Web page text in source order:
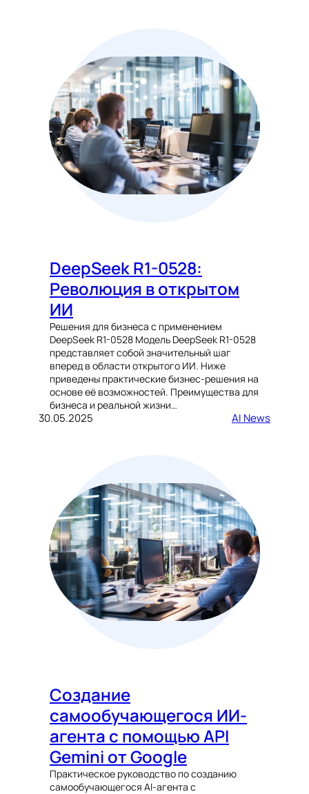
DeepSeek R1-0528:
Революция в открытом
ИИ
Решения для бизнеса с применением
DeepSeek R1-0528 Модель DeepSeek R1-0528
представляет собой значительный шаг
вперед в области открытого ИИ. Ниже
приведены практические бизнес-решения на
основе её возможностей. Преимущества для
бизнеса и реальной жизни…
30.05.2025 AI News
Создание
самообучающегося ИИ-
агента с помощью API
Gemini от Google
Практическое руководство по созданию
самообучающегося AI-агента с